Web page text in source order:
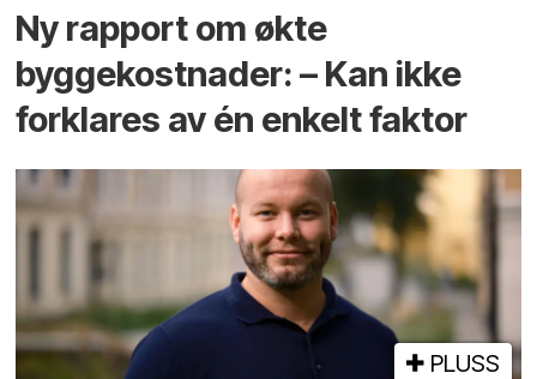
Ny rapport om økte
byggekostnader: – Kan ikke
forklares av én enkelt faktor
PLUSS